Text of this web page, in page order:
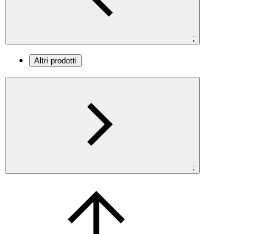
;
Altri prodotti
;